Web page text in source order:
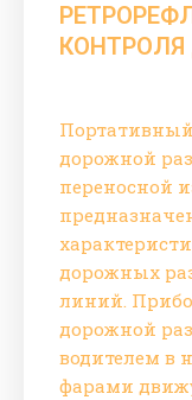
дорожной
переносной
дорожных
линий.
дорожной
водителем в
фарами